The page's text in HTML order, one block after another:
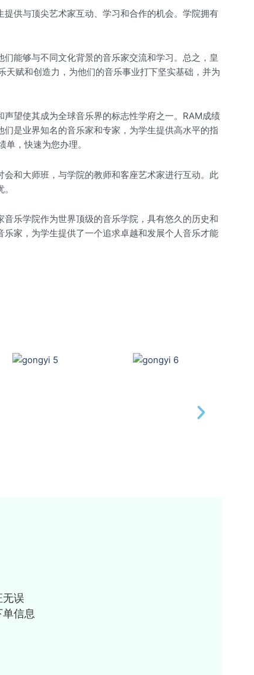
供与顶尖艺术家互动、学习和合作的机会。学院拥有
能够与不同文化背景的音乐家交流和学习。总之，皇
赋和创造力，为他们的音乐事业打下坚实基础，并为
望使其成为全球音乐界的标志性学府之一。RAM成绩
是业界知名的音乐家和专家，为学生提供高水平的指
，快速为您办理。
和大师班，与学院的教师和客座艺术家进行互动。此
乐学院作为世界顶级的音乐学院，具有悠久的历史和
家，为学生提供了一个追求卓越和发展个人音乐才能
无误
信息